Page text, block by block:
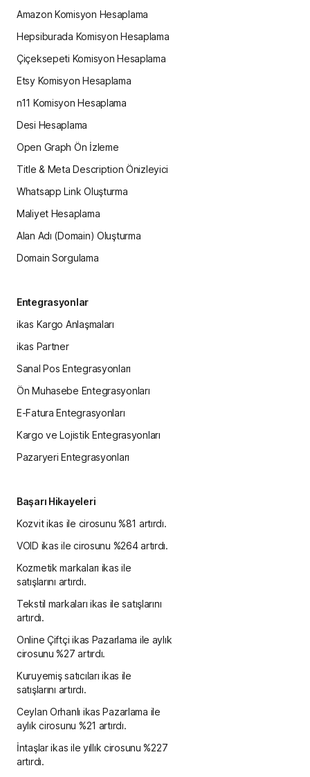
Entegrasyonlar
ikas Kargo Anlaşmaları
ikas Partner
Sanal Pos Entegrasyonları
Ön Muhasebe Entegrasyonları
E-Fatura Entegrasyonları
Kargo ve Lojistik Entegrasyonları
Pazaryeri Entegrasyonları
Amazon Komisyon Hesaplama
Hepsiburada Komisyon Hesaplama
Çiçeksepeti Komisyon Hesaplama
Etsy Komisyon Hesaplama
n11 Komisyon Hesaplama
Desi Hesaplama
Open Graph Ön İzleme
Title & Meta Description Önizleyici
Whatsapp Link Oluşturma
Maliyet Hesaplama
Alan Adı (Domain) Oluşturma
Domain Sorgulama
Başarı Hikayeleri
Kozvit ikas ile cirosunu %81 artırdı.
VOID ikas ile cirosunu %264 artırdı.
Kozmetik markaları ikas ile
satışlarını artırdı.
Tekstil markaları ikas ile satışlarını
artırdı.
Online Çiftçi ikas Pazarlama ile aylık
cirosunu %27 artırdı.
Kuruyemiş satıcıları ikas ile
satışlarını artırdı.
Ceylan Orhanlı ikas Pazarlama ile
aylık cirosunu %21 artırdı.
İntaşlar ikas ile yıllık cirosunu %227
artırdı.